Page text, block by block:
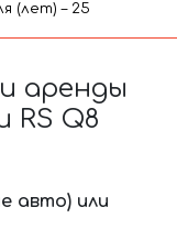
(лет) – 25
аренды
RS Q8
авто) или